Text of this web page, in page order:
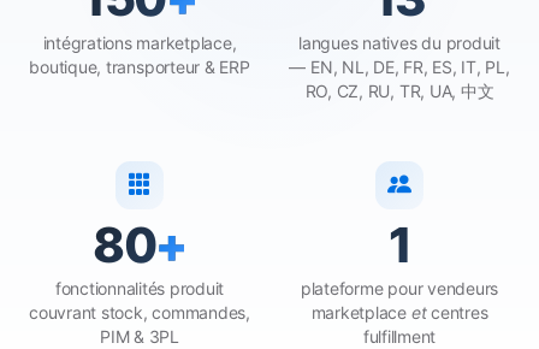
intégrations marketplace,
boutique, transporteur & ERP
langues natives du produit
— EN, NL, DE, FR, ES, IT, PL,
RO, CZ, RU, TR, UA, 中文
80+
fonctionnalités produit
couvrant stock, commandes,
PIM & 3PL
1
plateforme pour vendeurs
marketplace etcentres
fulfillment